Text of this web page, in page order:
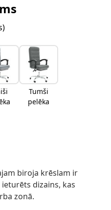
Tumši
pelēka
biroja krēslam ir
dizains, kas
zonā.